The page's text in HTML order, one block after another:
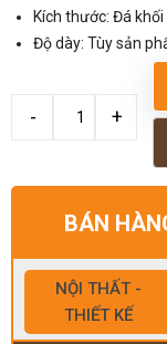
Kích thước: Đá khối
Độ dày: Tùy sản
BÁN
NỘI THẤT -
THIẾT KẾ